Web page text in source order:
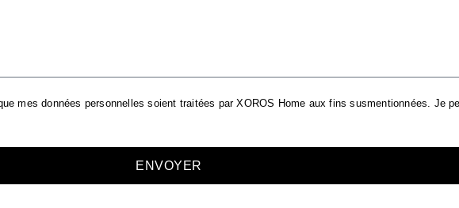
mes données personnelles soient traitées par XOROS Home aux fins susmentionnées. Je
ENVOYER